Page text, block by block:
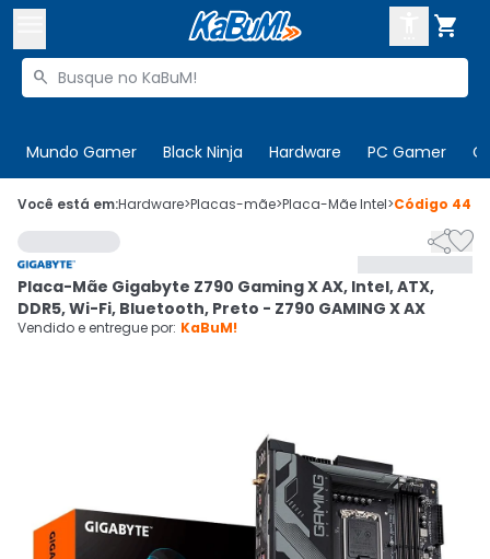

Buscar produtos

Mundo Gamer Black Ninja Hardware PC Gamer
 Olá. Acesse sua conta
 Departamentos
Cupons
CADASTRE-SE
Você está em:Hardware>Placas-mãe>Placa-Mãe Intel>Código

Placa-Mãe Gigabyte Z790 Gaming X AX, Intel, ATX,
DDR5, Wi-Fi, Bluetooth, Preto - Z790 GAMING X AX
Vendido e entregue por: KaBuM!